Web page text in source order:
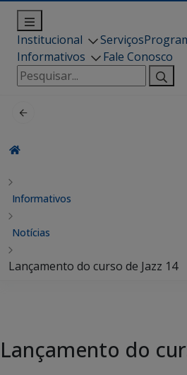
Institucional Serviços
Informativos
Fale Conosco
Pesquisar
por:
Informativos
Notícias
Lançamento do curso de Jazz 14
Lançamento do